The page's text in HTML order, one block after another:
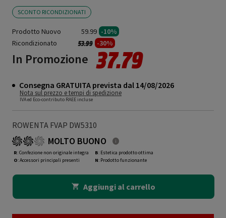
SCONTO RICONDIZIONATI
Prodotto Nuovo 59.99 -10%
Ricondizionato
Prezzo ridotto da
53.99a -30%
In Promozione 37.79
Consegna GRATUITA prevista dal 14/08/2026
Nota sul prezzo e tempi di spedizione
IVA ed Eco-contributo RAEE incluse
ROWENTA FVAP DW5310
MOLTO BUONO
R: Confezione non originale integra
O: Accessori principali presenti
B: Estetica prodotto ottima
N: Prodotto funzionante
Aggiungi al carrello